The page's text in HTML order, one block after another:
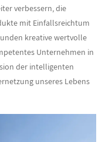
verbessern, die
mit Einfallsreichtum
kreative wertvolle
Unternehmen in
der intelligenten
unseres Lebens